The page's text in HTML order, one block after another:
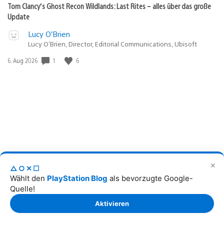
✕
△○✕☐
Wählt den PlayStation Blog als bevorzugte Google-
Quelle!
Aktivieren
Tom Clancy’s Ghost Recon Wildlands: Last Rites – alles über das große
Update
Lucy O’Brien
Lucy O’Brien, Director, Editorial Communications, Ubisoft
Veröffentlichungsdatum:
6. Aug 2026 1 6
30 Jahre Quake: Neue Episode ab jetzt verfügbar
Parker Wilhelm
Assoc. Content Manager, Bethesda
Veröffentlichungsdatum:
7. Aug 2026